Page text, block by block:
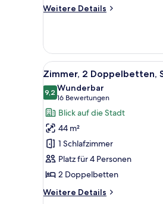
Weitere Details
Weitere
1
Schlafzimmer
(Water
View)
Alle
Fotos
für
Zimmer,
2 Doppelbetten,
Stadtblick
(High
Floor)
anzeigen
9
Zimmer, 2 Doppelbetten,
9,29,2 von 10
Wunderbar
16 Bewertungen
(16
Bewertungen)
Blick auf die Stadt
44 m²
1 Schlafzimmer
Platz für 4 Personen
2 Doppelbetten
Weitere Details
Weitere